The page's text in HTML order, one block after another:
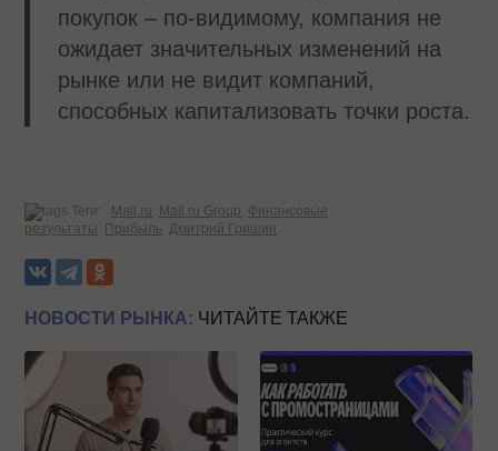
покупок – по-видимому, компания не
ожидает значительных изменений на
рынке или не видит компаний,
способных капитализовать точки роста.
Теги: Mail.ru Mail.ru Group Финансовые
результаты Прибыль Дмитрий Гришин
НОВОСТИ РЫНКА: ЧИТАЙТЕ ТАКЖЕ